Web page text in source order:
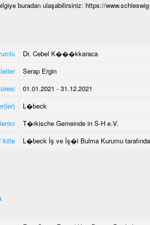
buradan ulaşabilirsiniz: https://
Dr. Cebel K���kkaraca
Serap Ergin
01.01.2021 - 31.12.2021
L�beck
T�rkische Gemeinde in S-H e.V.
kitle
L�beck İş ve İş�i Bulma Kurumu